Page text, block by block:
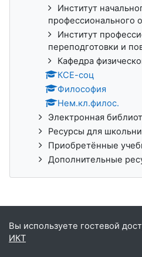
Институт
профессионального
Институт
переподготовки и
Кафедра
КСЕ-соц
Философия
Нем.кл.филос.
Электронная
Ресурсы для
Приобретённые
Дополнительные
Вы используете гостевой
ИКТ